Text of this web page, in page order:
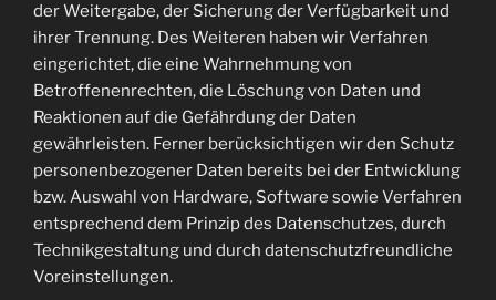
der Weitergabe, der Sicherung der Verfügbarkeit und
ihrer Trennung. Des Weiteren haben wir Verfahren
eingerichtet, die eine Wahrnehmung von
Betroffenenrechten, die Löschung von Daten und
Reaktionen auf die Gefährdung der Daten
gewährleisten. Ferner berücksichtigen wir den Schutz
personenbezogener Daten bereits bei der Entwicklung
bzw. Auswahl von Hardware, Software sowie Verfahren
entsprechend dem Prinzip des Datenschutzes, durch
Technikgestaltung und durch datenschutzfreundliche
Voreinstellungen.